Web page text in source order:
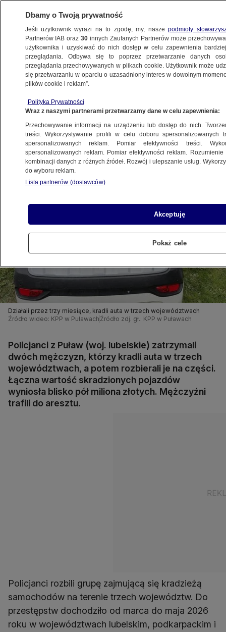
LUBLIN
w trzech województwach
22.05.2026, 13:52
Posłuchaj artykułu
Czyta lektor AI
Działali przez trzy miesiące, kradli auta w trzech województwach
Źródło wideo: KPP w Puławach Źródło zdj. gł.: KPP w Puławach
Policjanci z Puław (woj. lubelskie) zatrzymali
dwóch mężczyzn, którzy kradli auta w trzech
województwach, a potem rozbierali je na części.
Łączna wartość skradzionych pojazdów
wyniosła blisko pół miliona złotych. Mężczyźni
trafili do aresztu.
Policjanci rozbili grupę zajmującą się kradzieżą
samochodów na terenie trzech województw. Do
przestępstw dochodziło od marca do maja 2026
roku w województwach lubelskim, podkarpackim i
Dbamy o Twoją prywatność
Jeśli użytkownik wyrazi na to zgodę, my, naszepodmioty
Partnerów IAB oraz30 innych Zaufanych Partnerów może
użytkownika i uzyskiwać do nich dostęp w celu zapewnienia
przeglądania. Odbywa się to poprzez przetwarzanie danych
przeglądania przechowywanych w plikach cookie. Użytkownik może
się przetwarzaniu w oparciu o uzasadniony interes w dowolnym
plików cookie i reklam”.
Polityka Prywatności
Wraz z naszymi partnerami przetwarzamy dane w celu zapewnienia:
Przechowywanie informacji na urządzeniu lub dostęp do nich.
treści. Wykorzystywanie profili w celu doboru spersonalizowanych
spersonalizowanych reklam. Pomiar efektywności treści.
spersonalizowanych reklam. Pomiar efektywności reklam.
kombinacji danych z różnych źródeł. Rozwój i ulepszanie usług.
do wyboru reklam.
Lista partnerów (dostawców)
Akceptuję
Pokaż cele